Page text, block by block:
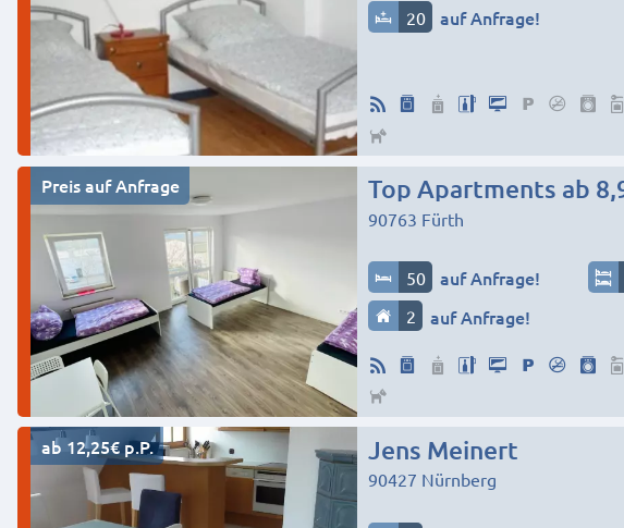
20 auf Anfrage!
Preis auf Anfrage Top Apartments ab
90763 Fürth
50 auf Anfrage!
2 auf Anfrage!
ab 12,25€ p.P. Jens Meinert
90427 Nürnberg